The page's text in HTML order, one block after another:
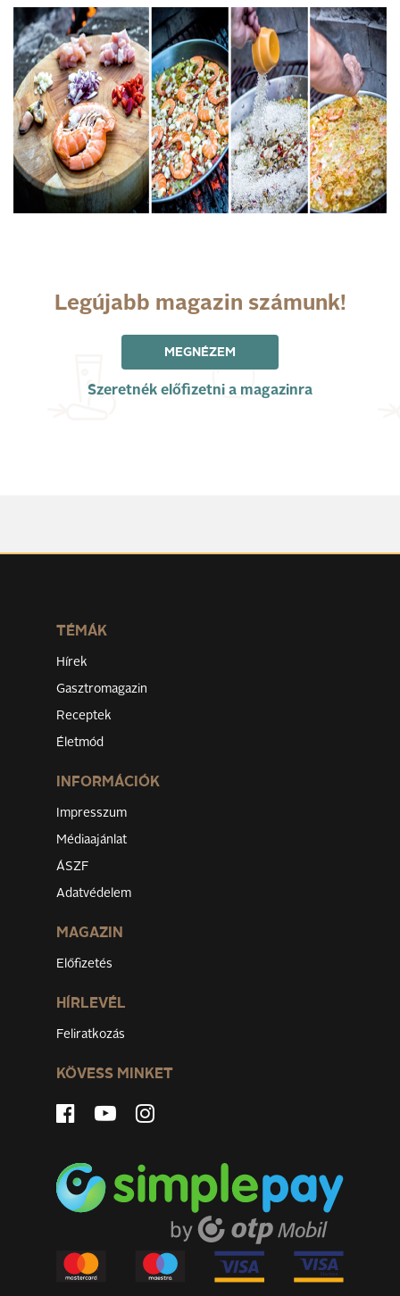
Legújabb magazin számunk!
MEGNÉZEM
Szeretnék előfizetni a magazinra
TÉMÁK
Hírek
Gasztromagazin
Receptek
Életmód
INFORMÁCIÓK
Impresszum
Médiaajánlat
ÁSZF
Adatvédelem
MAGAZIN
Előfizetés
HÍRLEVÉL
Feliratkozás
KÖVESS MINKET